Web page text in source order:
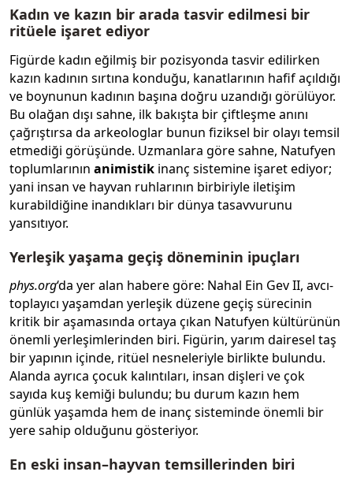
Kadın ve kazın bir arada tasvir edilmesi bir
ritüele işaret ediyor
Figürde kadın eğilmiş bir pozisyonda tasvir edilirken
kazın kadının sırtına konduğu, kanatlarının hafif açıldığı
ve boynunun kadının başına doğru uzandığı görülüyor.
Bu olağan dışı sahne, ilk bakışta bir çiftleşme anını
çağrıştırsa da arkeologlar bunun fiziksel bir olayı temsil
etmediği görüşünde. Uzmanlara göre sahne, Natufyen
toplumlarının animistik inanç sistemine işaret ediyor;
yani insan ve hayvan ruhlarının birbiriyle iletişim
kurabildiğine inandıkları bir dünya tasavvurunu
yansıtıyor.
Yerleşik yaşama geçiş döneminin ipuçları
phys.org‘da yer alan habere göre: Nahal Ein Gev II, avcı-
toplayıcı yaşamdan yerleşik düzene geçiş sürecinin
kritik bir aşamasında ortaya çıkan Natufyen kültürünün
önemli yerleşimlerinden biri. Figürin, yarım dairesel taş
bir yapının içinde, ritüel nesneleriyle birlikte bulundu.
Alanda ayrıca çocuk kalıntıları, insan dişleri ve çok
sayıda kuş kemiği bulundu; bu durum kazın hem
günlük yaşamda hem de inanç sisteminde önemli bir
yere sahip olduğunu gösteriyor.
En eski insan–hayvan temsillerinden biri